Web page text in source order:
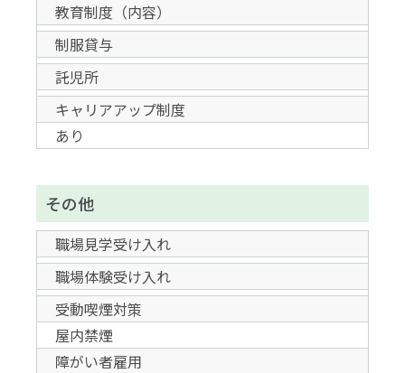
教育制度（内容）
制服貸与
託児所
キャリアアップ制度
あり
その他
職場見学受け入れ
職場体験受け入れ
受動喫煙対策
屋内禁煙
障がい者雇用